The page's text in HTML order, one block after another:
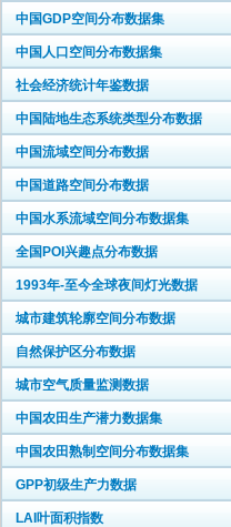
中国GDP空间分布数据集
中国人口空间分布数据集
社会经济统计年鉴数据
中国陆地生态系统类型分布数据
中国流域空间分布数据
中国道路空间分布数据
中国水系流域空间分布数据集
全国POI兴趣点分布数据
1993年-至今全球夜间灯光数据
城市建筑轮廓空间分布数据
自然保护区分布数据
城市空气质量监测数据
中国农田生产潜力数据集
中国农田熟制空间分布数据集
GPP初级生产力数据
LAI叶面积指数